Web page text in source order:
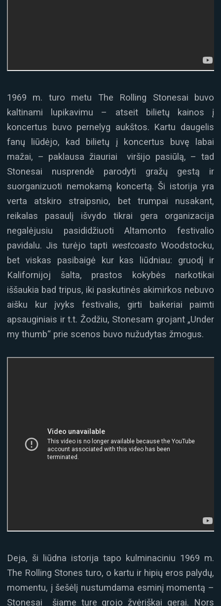
1969 m. turo metu The Rolling Stonesai buvo
kaltinami lupikavimu – atseit bilietų kainos į
koncertus buvo pernelyg aukštos. Kartu daugelis
fanų liūdėjo, kad bilietų į koncertus buvę labai
mažai, – paklausa žiauriai viršijo pasiūlą, – tad
Stonesai nusprendė parodyti gražų gestą ir
suorganizuoti nemokamą koncertą. Ši istorija yra
verta atskiro straipsnio, bet trumpai nusakant,
reikalas pasaulį išvydo tikrai gera organizacija
negalėjusiu pasididžiuoti Altamonto festivalio
pavidalu. Jis turėjo tapti westcoastoWoodstocku,
bet viskas pasibaigė kur kas liūdniau: gruodį ir
Kalifornijoj šalta, prastos kokybės narkotikai
iššaukia bad tripus, iki paskutinės akimirkos nebuvo
aišku kur įvyks festivalis, girti baikeriai paimti
apsauginiais ir t.t. Žodžiu, Stonesam grojant „Under
my thumb“ prie scenos buvo nužudytas žmogus.
Deja, ši liūdna istorija tapo kulminaciniu 1969 m.
The Rolling Stones turo, o kartu ir hipių eros palydų,
momentu, į šešėlį nustumdama esminį momentą –
Stonesai šiame ture grojo žvėriškai gerai. Nors